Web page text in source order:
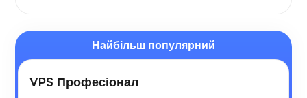
Найбільш популярний
VPS Професіонал